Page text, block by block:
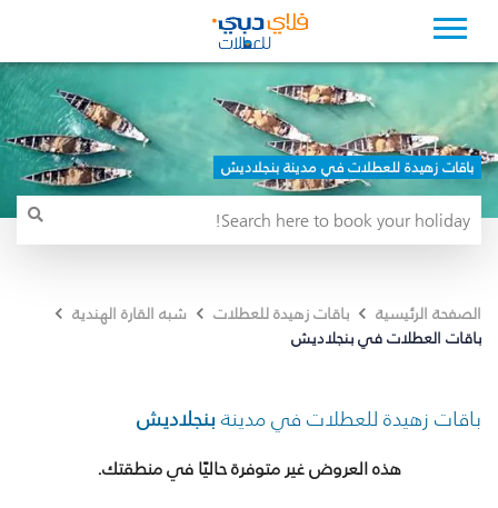
باقات زهيدة للعطلات في مدينة بنجلاديش
الصفحة الرئيسية باقات زهيدة للعطلات
شبه القارة الهندية
باقات العطلات في بنجلاديش
باقات زهيدة للعطلات في مدينة بنجلاديش
هذه العروض غير متوفرة حاليًا في منطقتك.